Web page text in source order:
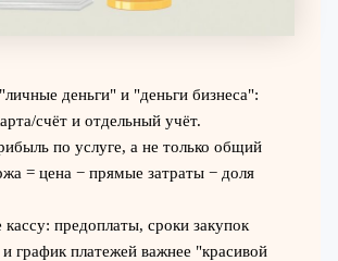
деньги" и "деньги бизнеса":
счёт и отдельный учёт.
по услуге, а не только общий
= цена − прямые затраты − доля
предоплаты, сроки закупок
график платежей важнее "красивой